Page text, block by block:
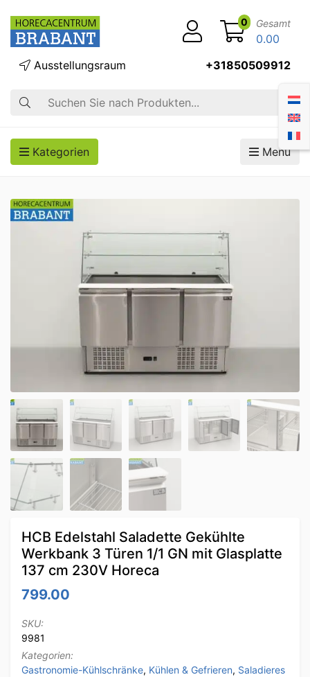
Suche
Ausstellungsraum +31850509912
0 Gesamt
0.00
Kategorien Menü
HCB Edelstahl Saladette Gekühlte
Werkbank 3 Türen 1/1 GN mit Glasplatte
137 cm 230V Horeca
799.00
SKU:
9981
Kategorien:
Gastronomie-Kühlschränke, Kühlen & Gefrieren, Saladieres